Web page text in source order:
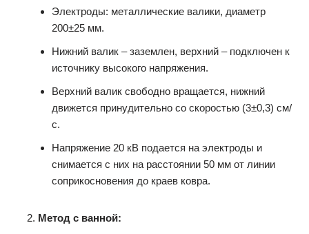
Электроды: металлические валики, диаметр
200±25 мм.
Нижний валик – заземлен, верхний – подключен к
источнику высокого напряжения.
Верхний валик свободно вращается, нижний
движется принудительно со скоростью (3±0,3) см/
с.
Напряжение 20 кВ подается на электроды и
снимается с них на расстоянии 50 мм от линии
соприкосновения до краев ковра.
Метод с ванной: